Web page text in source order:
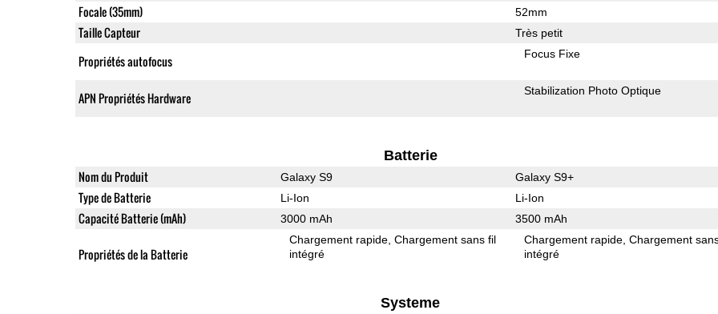
Focale (35mm) 52mm
Taille Capteur Très petit
Propriétés autofocus Focus Fixe
APN Propriétés Hardware Stabilization Photo Optique
Batterie
Nom du Produit Galaxy S9 Galaxy S9+
Type de Batterie Li-Ion Li-Ion
Capacité Batterie (mAh) 3000 mAh 3500 mAh
Propriétés de la Batterie
Chargement rapide Chargement sans fil
intégré
Chargement rapide Chargement
intégré
Systeme